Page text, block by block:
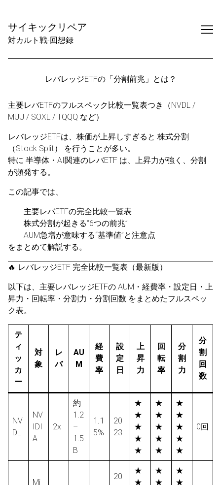
Content
サイキックリペア
対カルト戦-回想録
レバレッジETFの「分割前兆」とは？
主要レバETFのフルスペック比較一覧表つき（NVDL /
MUU / SOXL / TQQQ など）
レバレッジETFは、株価が上昇しすぎると 株式分割
（Stock Split） を行うことが多い。
特に 半導体・AI関連のレバETF は、上昇力が強く、分割
が頻発する。
この記事では、
主要レバETFの完全比較一覧表
株式分割が起きる“6つの前兆”
AUM急増が意味する“基準値”と注意点
をまとめて解説する。
🔥 レバレッジETF 完全比較一覧表（最新版）
以下は、主要レバレッジETFの AUM・経費率・設定日・上
昇力・回転率・分割力・分割回数 をまとめたフルスペッ
ク表。
テ
ィ
ッ
カ
ー
対
象
レ
バ
AU
M
経
費
率
設
定
日
上
昇
力
回
転
率
分
割
力
分
割
回
数
NV
DL
NV
IDI
A
2x
約
1.2
–
1.5
B
1.1
5%
20
23
★
★
★
★
★
★
★
★
★
★
★
★
★
★
★
0回
Mi
20
★
★
★
★
★
★